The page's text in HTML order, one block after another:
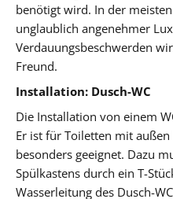
benötigt wird. In der
unglaublich angenehmer
Verdauungsbeschwerden
Freund.
Installation: Dusch-WC
Die Installation von einem
Er ist für Toiletten mit
besonders geeignet. Dazu
Spülkastens durch ein T-
Wasserleitung des Dusch-